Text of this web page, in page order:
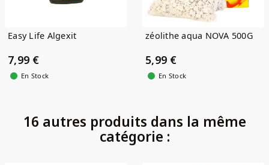
Easy Life Algexit
7,99 €
En Stock
zéolithe aqua NOVA 500G
5,99 €
En Stock
16 autres produits dans la même
catégorie :